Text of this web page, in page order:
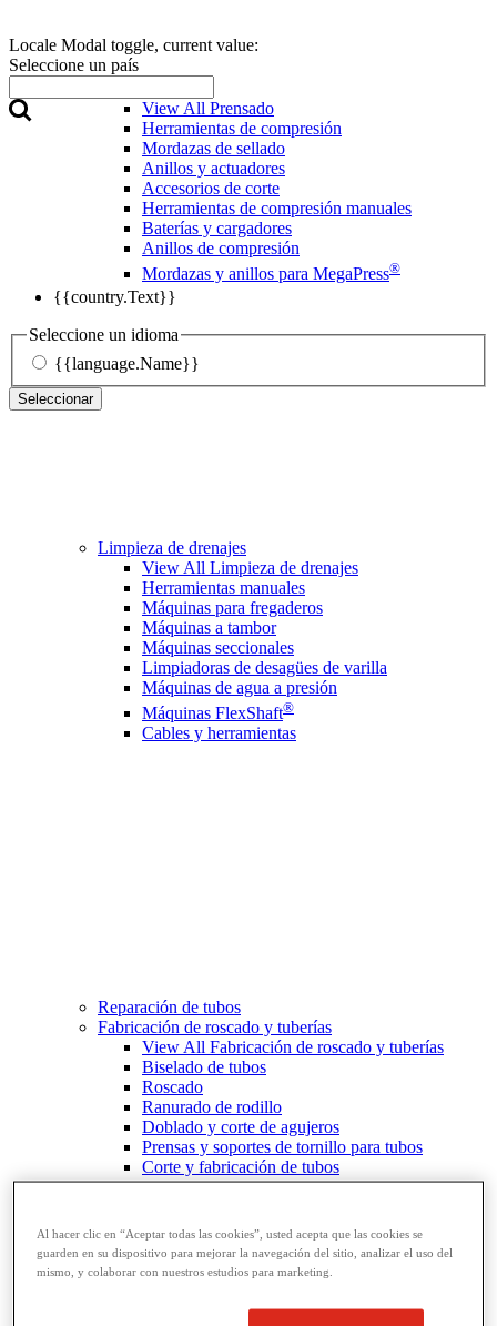
Locale Modal toggle, current value:
Seleccione un país
{{country.Text}}
Seleccione un idioma
{{language.Name}}
Seleccionar
View All Prensado
Herramientas de compresión
Mordazas de sellado
Anillos y actuadores
Accesorios de corte
Herramientas de compresión manuales
Baterías y cargadores
Anillos de compresión
Mordazas y anillos para MegaPress®
Limpieza de drenajes
View All Limpieza de drenajes
Herramientas manuales
Máquinas para fregaderos
Máquinas a tambor
Máquinas seccionales
Limpiadoras de desagües de varilla
Máquinas de agua a presión
Máquinas FlexShaft®
Cables y herramientas
Reparación de tubos
Fabricación de roscado y tuberías
View All Fabricación de roscado y tuberías
Biselado de tubos
Roscado
Ranurado de rodillo
Doblado y corte de agujeros
Prensas y soportes de tornillo para tubos
Corte y fabricación de tubos
Al hacer clic en “Aceptar todas las cookies”, usted acepta que las cookies se
guarden en su dispositivo para mejorar la navegación del sitio, analizar el uso del
mismo, y colaborar con nuestros estudios para marketing.